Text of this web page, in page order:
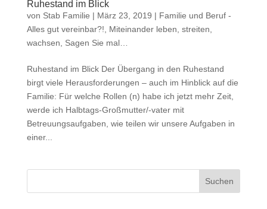
Ruhestand im Blick
von Stab Familie | März 23, 2019 | Familie und Beruf -
Alles gut vereinbar?!
Miteinander leben, streiten,
wachsen
Sagen Sie mal…
Ruhestand im Blick Der Übergang in den Ruhestand
birgt viele Herausforderungen – auch im Hinblick auf die
Familie: Für welche Rollen (n) habe ich jetzt mehr Zeit,
werde ich Halbtags-Großmutter/-vater mit
Betreuungsaufgaben, wie teilen wir unsere Aufgaben in
einer...